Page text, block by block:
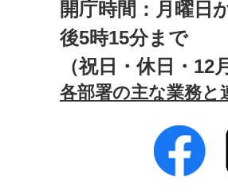
開庁時間：月曜日
後5時15分まで
（祝日・休日・
各部署の主な業務と